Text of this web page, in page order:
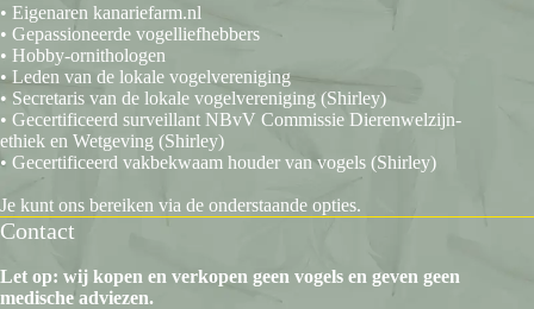
• Eigenaren kanariefarm.nl
• Gepassioneerde vogelliefhebbers
• Hobby-ornithologen
• Leden van de lokale vogelvereniging
• Secretaris van de lokale vogelvereniging (Shirley)
• Gecertificeerd surveillant NBvV Commissie Dierenwelzijn-
ethiek en Wetgeving (Shirley)
• Gecertificeerd vakbekwaam houder van vogels (Shirley)
Je kunt ons bereiken via de onderstaande opties.
Contact
Let op: wij kopen en verkopen geen vogels en geven geen
medische adviezen.